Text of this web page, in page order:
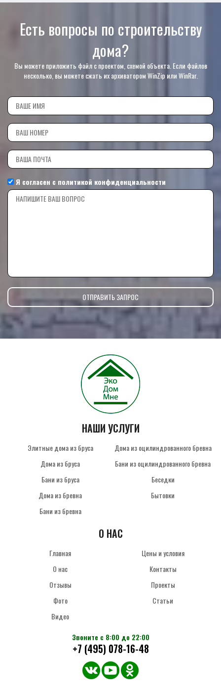
Есть вопросы по строительству
дома?
Вы можете приложить файл с проектом, схемой объекта. Если файлов
несколько, вы можете сжать их архиватором WinZip или WinRar.
Я согласен с политикой конфиденциальности
НАШИ УСЛУГИ
Элитные дома из бруса
Дома из бруса
Бани из бруса
Дома из бревна
Бани из бревна
Дома из оцилиндрованного бревна
Бани из оцилиндрованного бревна
Беседки
Бытовки
О НАС
Главная
О нас
Отзывы
Фото
Видео
Цены и условия
Контакты
Проекты
Статьи
Звоните с 8:00 до 22:00
+7 (495) 078-16-48